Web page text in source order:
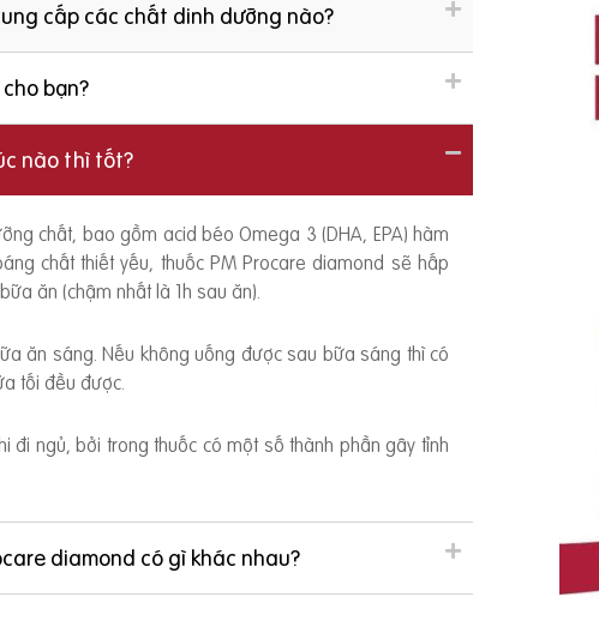
cấp các chất dinh dưỡng nào?
bạn?
nào thì tốt?
chất, bao gồm acid béo Omega 3 (DHA, EPA) hàm
chất thiết yếu, thuốc PM Procare diamond sẽ hấp
ăn (chậm nhất là 1h sau ăn).
ăn sáng. Nếu không uống được sau bữa sáng thì có
tối đều được.
đi ngủ, bởi trong thuốc có một số thành phần gây tỉnh
diamond có gì khác nhau?